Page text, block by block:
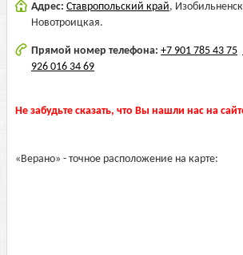
Адрес: Ставропольский край,
Новотроицкая.
Прямой номер телефона: +7 901 785 43 75
926 016 34 69
Не забудьте сказать, что Вы нашли нас на
«Верано» - точное расположение на карте: